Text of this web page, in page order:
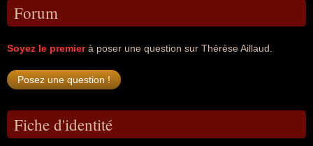
Forum
Soyez le premierà poser une question sur Thérèse Aillaud.
Fiche d'identité